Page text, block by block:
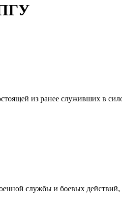
из ранее служивших в
службы и боевых действий,